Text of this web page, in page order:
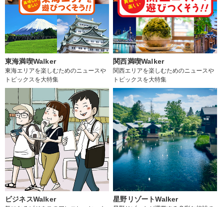
東海満喫Walker
東海エリアを楽しむためのニュースや
トピックスを大特集
関西満喫Walker
関西エリアを楽しむためのニュースや
トピックスを大特集
ビジネスWalker 星野リゾートWalker